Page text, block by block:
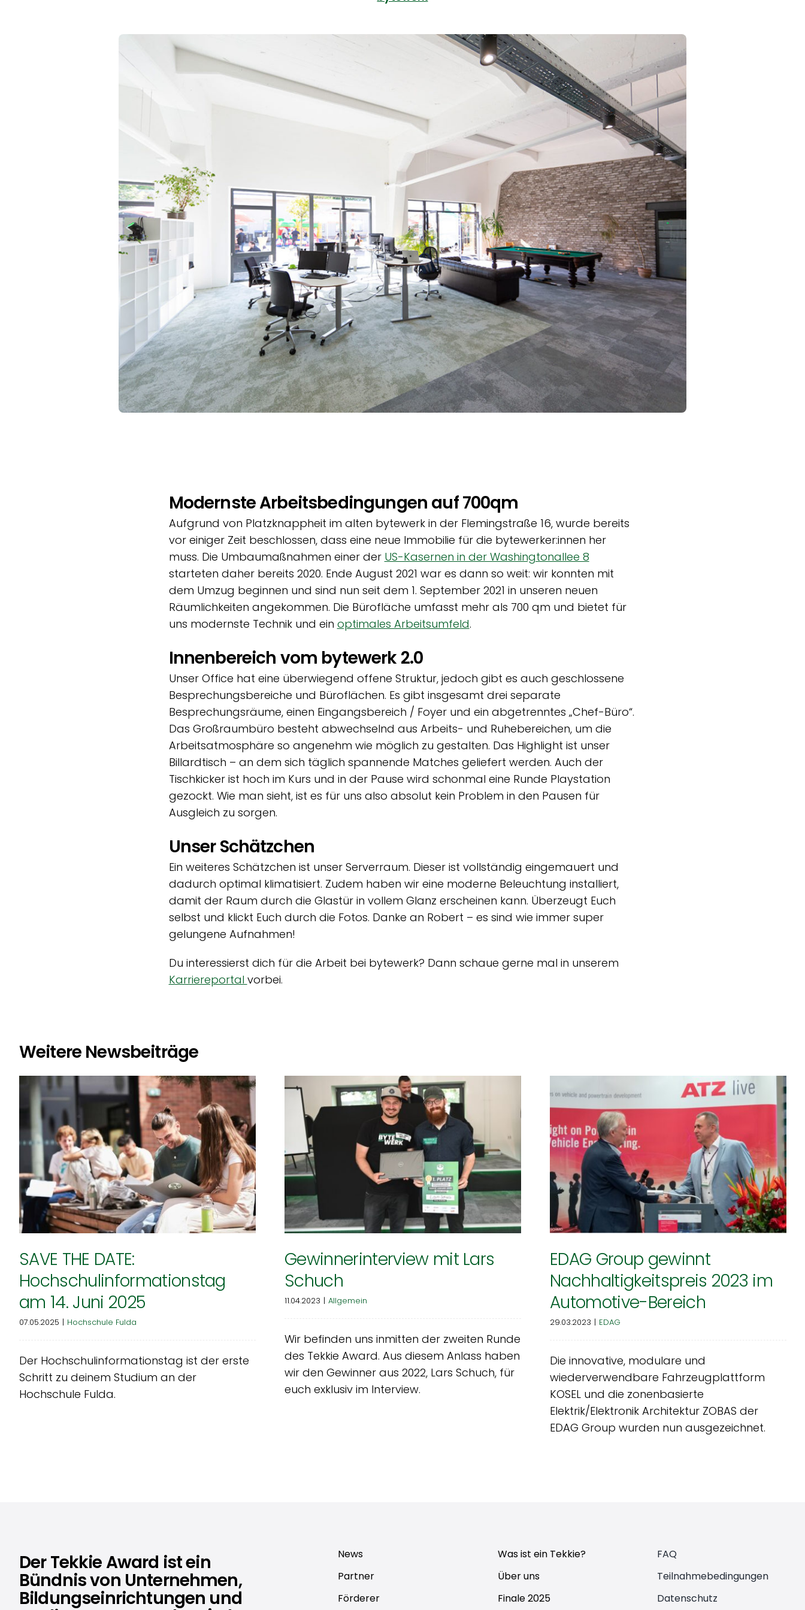
Modernste Arbeitsbedingungen auf 700qm
Aufgrund von Platzknappheit im alten bytewerk in der Flemingstraße 16, wurde bereits
vor einiger Zeit beschlossen, dass eine neue Immobilie für die bytewerker:innen her
muss. Die Umbaumaßnahmen einer der US-Kasernen in der Washingtonallee 8
starteten daher bereits 2020. Ende August 2021 war es dann so weit: wir konnten mit
dem Umzug beginnen und sind nun seit dem 1. September 2021 in unseren neuen
Räumlichkeiten angekommen. Die Bürofläche umfasst mehr als 700 qm und bietet für
uns modernste Technik und ein optimales Arbeitsumfeld.
Innenbereich vom bytewerk 2.0
Unser Office hat eine überwiegend offene Struktur, jedoch gibt es auch geschlossene
Besprechungsbereiche und Büroflächen. Es gibt insgesamt drei separate
Besprechungsräume, einen Eingangsbereich / Foyer und ein abgetrenntes „Chef-Büro“.
Das Großraumbüro besteht abwechselnd aus Arbeits- und Ruhebereichen, um die
Arbeitsatmosphäre so angenehm wie möglich zu gestalten. Das Highlight ist unser
Billardtisch – an dem sich täglich spannende Matches geliefert werden. Auch der
Tischkicker ist hoch im Kurs und in der Pause wird schonmal eine Runde Playstation
gezockt. Wie man sieht, ist es für uns also absolut kein Problem in den Pausen für
Ausgleich zu sorgen.
Unser Schätzchen
Ein weiteres Schätzchen ist unser Serverraum. Dieser ist vollständig eingemauert und
dadurch optimal klimatisiert. Zudem haben wir eine moderne Beleuchtung installiert,
damit der Raum durch die Glastür in vollem Glanz erscheinen kann. Überzeugt Euch
selbst und klickt Euch durch die Fotos. Danke an Robert – es sind wie immer super
gelungene Aufnahmen!
Du interessierst dich für die Arbeit bei bytewerk? Dann schaue gerne mal in unserem
Karriereportal vorbei.
Weitere Newsbeiträge
SAVE THE DATE:
Hochschulinformationstag
am 14. Juni 2025
07.05.2025 | Hochschule Fulda
Der Hochschulinformationstag ist der erste
Schritt zu deinem Studium an der
Hochschule Fulda.
Gewinnerinterview mit Lars
Schuch
Allgemein
Gewinnerinterview mit Lars
Schuch
11.04.2023 | Allgemein
Wir befinden uns inmitten der zweiten Runde
des Tekkie Award. Aus diesem Anlass haben
wir den Gewinner aus 2022, Lars Schuch, für
euch exklusiv im Interview.
EDAG Group gewinnt
Nachhaltigkeitspreis 2023 im
Automotive-Bereich
EDAG
EDAG Group gewinnt
Nachhaltigkeitspreis 2023 im
Automotive-Bereich
29.03.2023 | EDAG
Die innovative, modulare und
wiederverwendbare Fahrzeugplattform
KOSEL und die zonenbasierte
Elektrik/Elektronik Architektur ZOBAS der
EDAG Group wurden nun ausgezeichnet.
Der Tekkie Award ist ein
Bündnis von Unternehmen,
Bildungseinrichtungen und
News
Partner
Förderer
Was ist ein Tekkie?
Über uns
Finale 2025
FAQ
Teilnahmebedingungen
Datenschutz